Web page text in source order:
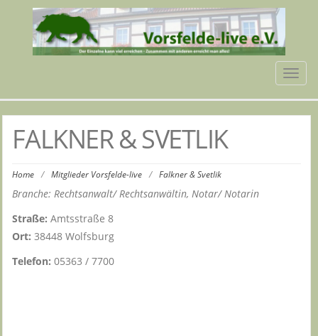
FALKNER & SVETLIK
Home / Mitglieder Vorsfelde-live / Falkner & Svetlik
Branche: Rechtsanwalt/ Rechtsanwältin, Notar/ Notarin
Straße: Amtsstraße 8
Ort: 38448 Wolfsburg
Telefon: 05363 / 7700